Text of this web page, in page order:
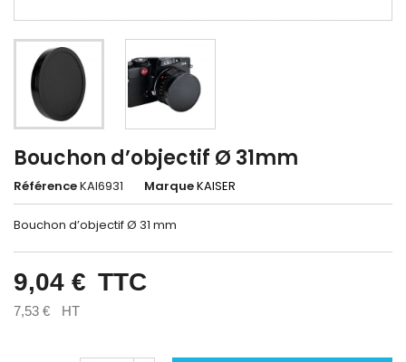
Bouchon d’objectif Ø 31mm
RéférenceKAI6931 MarqueKAISER
Bouchon d’objectif Ø 31 mm
9,04 € TTC
7,53 € HT